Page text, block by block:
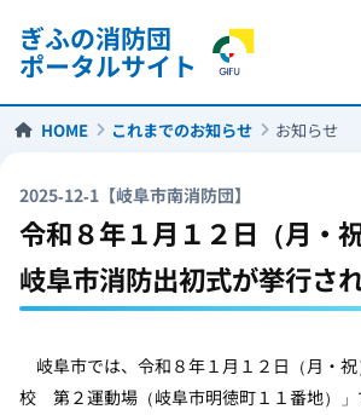
ぎふの消防団
ポータルサイト
HOME これまでのお知らせ お知らせ
2025-12-1【岐阜市南消防団】
令和８年１月１２日（月・
岐阜市消防出初式が挙行さ
岐阜市では、令和８年１月１２日（月・
校 第２運動場（岐阜市明徳町１１番地）